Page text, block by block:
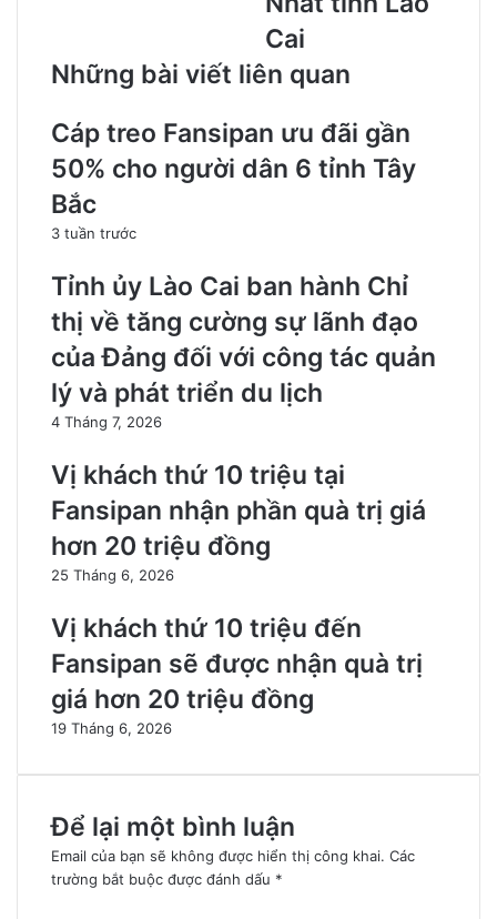
Cai
Những bài viết liên quan
Cáp treo Fansipan ưu đãi gần
50% cho người dân 6 tỉnh Tây
Bắc
3 tuần trước
Tỉnh ủy Lào Cai ban hành Chỉ
thị về tăng cường sự lãnh đạo
của Đảng đối với công tác quản
lý và phát triển du lịch
4 Tháng 7, 2026
Vị khách thứ 10 triệu tại
Fansipan nhận phần quà trị giá
hơn 20 triệu đồng
25 Tháng 6, 2026
Vị khách thứ 10 triệu đến
Fansipan sẽ được nhận quà trị
giá hơn 20 triệu đồng
19 Tháng 6, 2026
Để lại một bình luận
Email của bạn sẽ không được hiển thị công khai. Các
trường bắt buộc được đánh dấu *